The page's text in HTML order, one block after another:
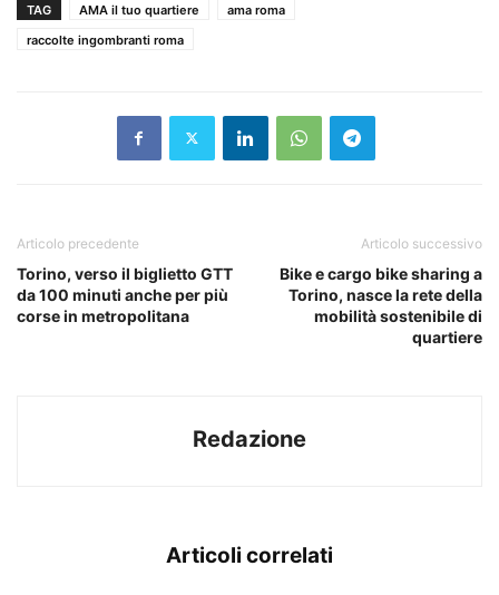
TAG AMA il tuo quartiere
ama roma
raccolte ingombranti roma
Articolo precedente
Torino, verso il biglietto GTT
da 100 minuti anche per più
corse in metropolitana
Articolo successivo
Bike e cargo bike sharing a
Torino, nasce la rete della
mobilità sostenibile di
quartiere
Redazione
Articoli correlati